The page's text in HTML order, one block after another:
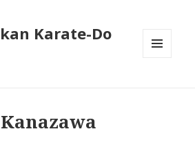
Karate-Do